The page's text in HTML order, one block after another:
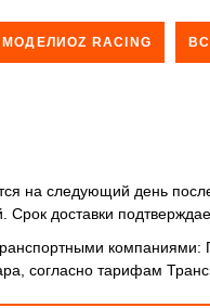
RACING
на следующий день
Cрок доставки
согласно тарифам